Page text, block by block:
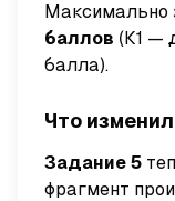
Максимально
баллов (К1 —
балла).
Что
Задание 5
фрагмент